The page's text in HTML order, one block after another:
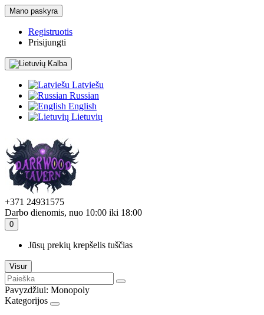
Mano paskyra
Registruotis
Prisijungti
Kalba
Latviešu
Russian
English
Lietuvių
+371 24931575
Darbo dienomis, nuo 10:00 iki 18:00
0
Jūsų prekių krepšelis tuščias
Visur
Pavyzdžiui: Monopoly
Kategorijos